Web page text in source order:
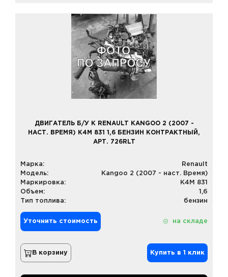
ДВИГАТЕЛЬ Б/У К RENAULT KANGOO 2 (2007 -
НАСТ. ВРЕМЯ) K4M 831 1,6 БЕНЗИН КОНТРАКТНЫЙ,
АРТ. 726RLT
Марка:
Renault
Модель:
Kangoo 2 (2007 - наст. Время)
Маркировка:
K4M 831
Объем:
1,6
Тип топлива:
бензин
Уточнить стоимость на складе
В корзину Купить в 1 клик